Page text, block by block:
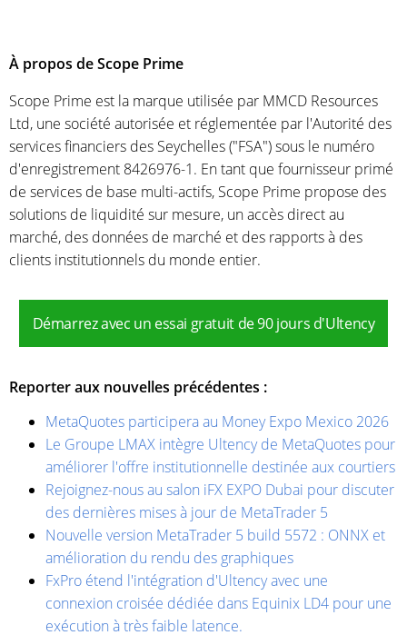
À propos de Scope Prime
Scope Prime est la marque utilisée par MMCD Resources
Ltd, une société autorisée et réglementée par l'Autorité des
services financiers des Seychelles ("FSA") sous le numéro
d'enregistrement 8426976-1. En tant que fournisseur primé
de services de base multi-actifs, Scope Prime propose des
solutions de liquidité sur mesure, un accès direct au
marché, des données de marché et des rapports à des
clients institutionnels du monde entier.
Démarrez avec un essai gratuit de 90 jours d'Ultency
Reporter aux nouvelles précédentes :
MetaQuotes participera au Money Expo Mexico 2026
Le Groupe LMAX intègre Ultency de MetaQuotes pour
améliorer l'offre institutionnelle destinée aux courtiers
Rejoignez-nous au salon iFX EXPO Dubai pour discuter
des dernières mises à jour de MetaTrader 5
Nouvelle version MetaTrader 5 build 5572 : ONNX et
amélioration du rendu des graphiques
FxPro étend l'intégration d'Ultency avec une
connexion croisée dédiée dans Equinix LD4 pour une
exécution à très faible latence.